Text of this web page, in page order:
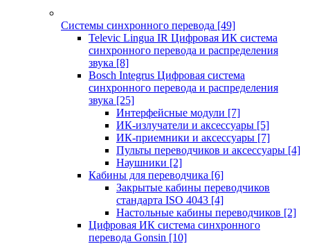
Системы синхронного перевода [49]
Televic Lingua IR Цифровая ИК система
синхронного перевода и распределения
звука [8]
Bosch Integrus Цифровая система
синхронного перевода и распределения
звука [25]
Интерфейсные модули [7]
ИК-излучатели и аксессуары [5]
ИК-приемники и аксессуары [7]
Пульты переводчиков и аксессуары [4]
Наушники [2]
Кабины для переводчика [6]
Закрытые кабины переводчиков
стандарта ISO 4043 [4]
Настольные кабины переводчиков [2]
Цифровая ИК система синхронного
перевода Gonsin [10]